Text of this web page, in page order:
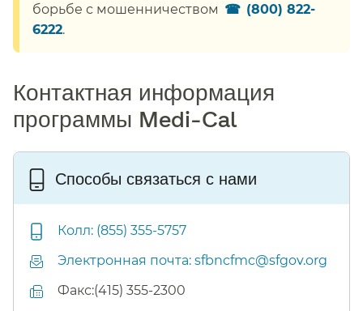
борьбе с мошенничеством
(800) 822-
6222.​​
Контактная информация
программы Medi-Cal​​
Способы связаться с нами​​
Колл: (855) 355-5757​​
Электронная почта: sfbncfmc@sfgov.org​​
Факс:(415) 355-2300​​